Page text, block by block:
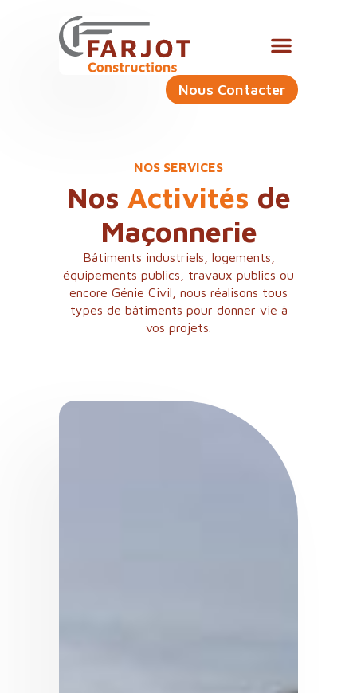
Nous Contacter
NOS SERVICES
Nos Activités de
Maçonnerie
Bâtiments industriels, logements,
équipements publics, travaux publics ou
encore Génie Civil, nous réalisons tous
types de bâtiments pour donner vie à
vos projets.